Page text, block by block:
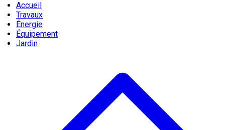
Accueil
Travaux
Énergie
Équipement
Jardin